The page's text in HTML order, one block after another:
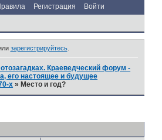
Регистрация Войти
зарегистрируйтесь.
Краеведческий форум -
его настоящее и будущее
х » Место и год?